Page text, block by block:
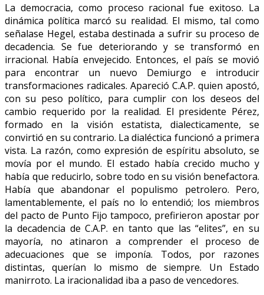
La democracia, como proceso racional fue exitoso. La
dinámica política marcó su realidad. El mismo, tal como
señalase Hegel, estaba destinada a sufrir su proceso de
decadencia. Se fue deteriorando y se transformó en
irracional. Había envejecido. Entonces, el país se movió
para encontrar un nuevo Demiurgo e introducir
transformaciones radicales. Apareció C.A.P. quien apostó,
con su peso político, para cumplir con los deseos del
cambio requerido por la realidad. El presidente Pérez,
formado en la visión estatista, dialecticamente, se
convirtió en su contrario. La dialéctica funcionó a primera
vista. La razón, como expresión de espíritu absoluto, se
movía por el mundo. El estado había crecido mucho y
había que reducirlo, sobre todo en su visión benefactora.
Había que abandonar el populismo petrolero. Pero,
lamentablemente, el país no lo entendió; los miembros
del pacto de Punto Fijo tampoco, prefirieron apostar por
la decadencia de C.A.P. en tanto que las “elites”, en su
mayoría, no atinaron a comprender el proceso de
adecuaciones que se imponía. Todos, por razones
distintas, querían lo mismo de siempre. Un Estado
manirroto. La iracionalidad iba a paso de vencedores.